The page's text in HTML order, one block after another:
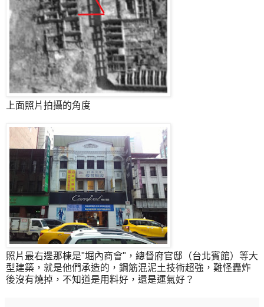
上面照片拍攝的角度
照片最右邊那棟是"堀內商會"，總督府官邸（台北賓館）等大
型建築，就是他們承造的，鋼筋混泥土技術超強，難怪轟炸
後沒有燒掉，不知道是用料好，還是運氣好？